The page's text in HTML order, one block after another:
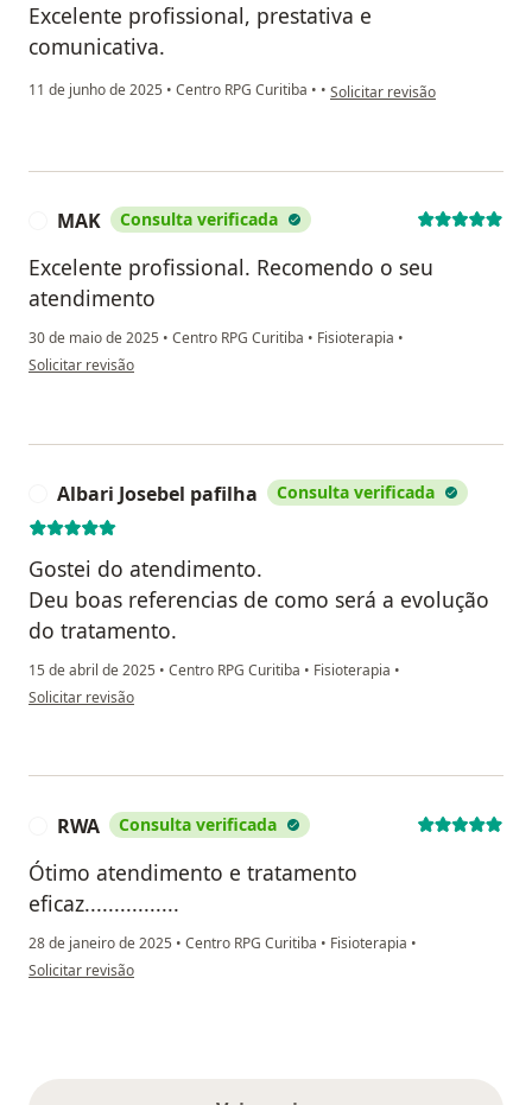
Excelente profissional, prestativa e
comunicativa.
11 de junho de 2025 • Centro RPG Curitiba • • na opinião do utilizador
Solicitar revisão
MAK Consulta verificada
Excelente profissional. Recomendo o seu
atendimento
30 de maio de 2025 • Centro RPG Curitiba • Fisioterapia •
na opinião do utilizador MAK
Solicitar revisão
Albari Josebel pafilha Consulta verificada
Gostei do atendimento.
Deu boas referencias de como será a evolução
do tratamento.
15 de abril de 2025 • Centro RPG Curitiba • Fisioterapia •
na opinião do utilizador Albari Josebel pafilha
Solicitar revisão
RWA Consulta verificada
Ótimo atendimento e tratamento
eficaz................
28 de janeiro de 2025 • Centro RPG Curitiba • Fisioterapia •
na opinião do utilizador RWA
Solicitar revisão